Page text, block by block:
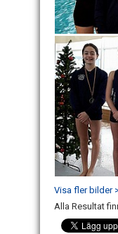
Visa fler bilder
Alla Resultat